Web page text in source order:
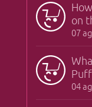
on
07
Puff
04